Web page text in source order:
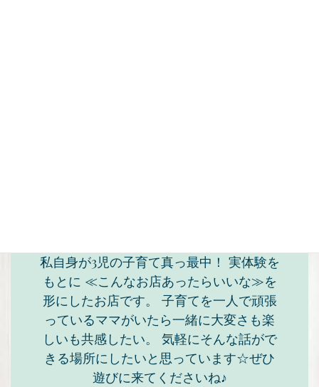
私自身が3児の子育て真っ最中！ 実体験を
もとに ≪こんなお店あったらいいな≫を
形にしたお店です。 子育てを一人で頑張
っているママがいたら一緒に大変さも楽
しいも共感したい。 気軽にそんな話がで
きる場所にしたいと思っています☆ぜひ
遊びに来てくださいね♪